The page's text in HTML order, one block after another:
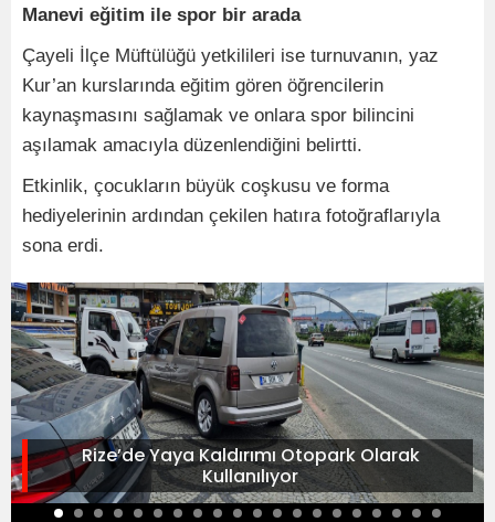
Manevi eğitim ile spor bir arada
Çayeli İlçe Müftülüğü yetkilileri ise turnuvanın, yaz
Kur’an kurslarında eğitim gören öğrencilerin
kaynaşmasını sağlamak ve onlara spor bilincini
aşılamak amacıyla düzenlendiğini belirtti.
Etkinlik, çocukların büyük coşkusu ve forma
hediyelerinin ardından çekilen hatıra fotoğraflarıyla
sona erdi.
Rize’de Yaya Kaldırımı Otopark Olarak
Kullanılıyor